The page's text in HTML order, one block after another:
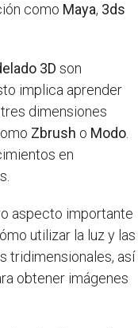
como Maya, 3ds
3D son
implica aprender
dimensiones
Zbrush o Modo
en
aspecto importante
utilizar la luz y las
tridimensionales, así
obtener imágenes